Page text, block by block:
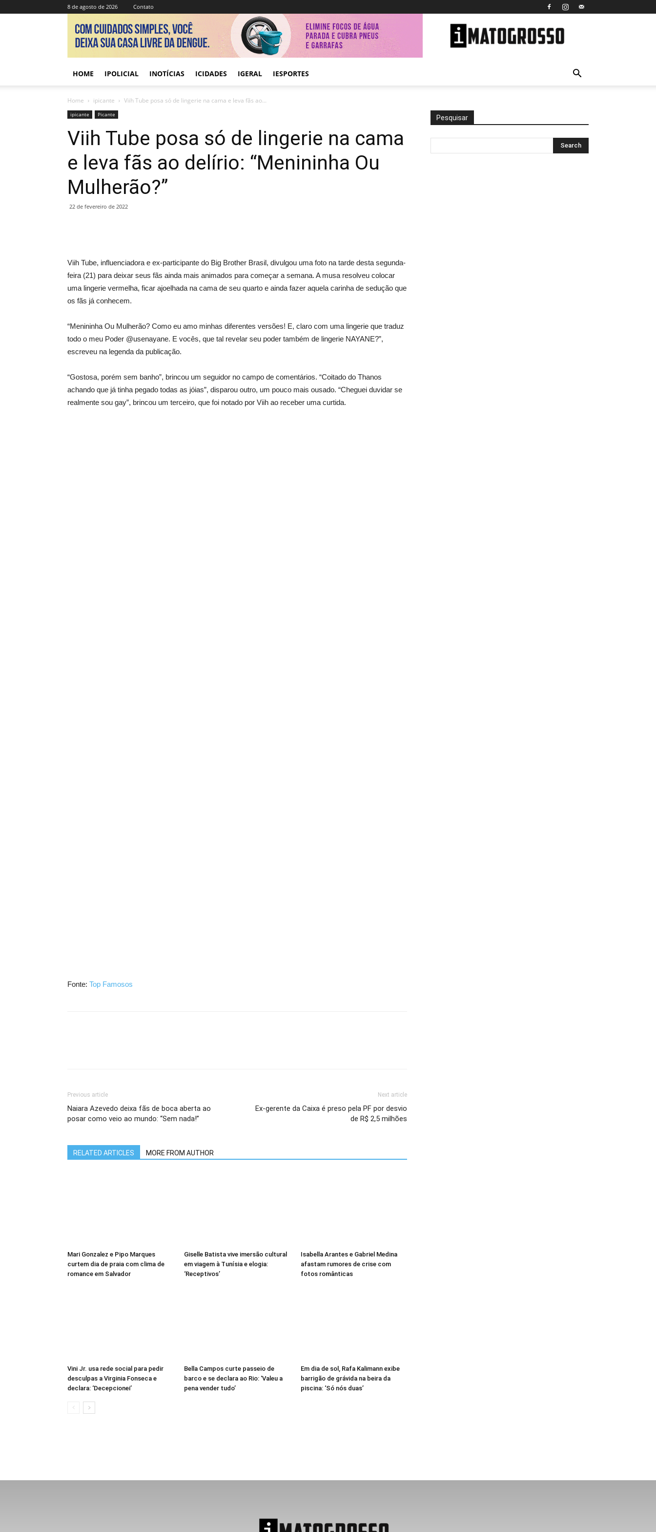
8 de agosto de 2026 Contato
Grosso
HOME IPOLICIAL INOTÍCIAS ICIDADES IGERAL IESPORTES
Home ipicante Viih Tube posa só de lingerie na cama e leva fãs ao...
ipicante Picante
Viih Tube posa só de lingerie na cama
e leva fãs ao delírio: “Menininha Ou
Mulherão?”
22 de fevereiro de 2022
Viih Tube, influenciadora e ex-participante do Big Brother Brasil, divulgou uma foto na tarde desta segunda-
feira (21) para deixar seus fãs ainda mais animados para começar a semana. A musa resolveu colocar
uma lingerie vermelha, ficar ajoelhada na cama de seu quarto e ainda fazer aquela carinha de sedução que
os fãs já conhecem.
“Menininha Ou Mulherão? Como eu amo minhas diferentes versões! E, claro com uma lingerie que traduz
todo o meu Poder @usenayane. E vocês, que tal revelar seu poder também de lingerie NAYANE?”,
escreveu na legenda da publicação.
“Gostosa, porém sem banho”, brincou um seguidor no campo de comentários. “Coitado do Thanos
achando que já tinha pegado todas as jóias”, disparou outro, um pouco mais ousado. “Cheguei duvidar se
realmente sou gay”, brincou um terceiro, que foi notado por Viih ao receber uma curtida.
Fonte: Top Famosos
Previous article
Naiara Azevedo deixa fãs de boca aberta ao
posar como veio ao mundo: “Sem nada!”
Next article
Ex-gerente da Caixa é preso pela PF por desvio
de R$ 2,5 milhões
RELATED ARTICLES MORE FROM AUTHOR
Mari Gonzalez e Pipo Marques
curtem dia de praia com clima de
romance em Salvador
Giselle Batista vive imersão cultural
em viagem à Tunísia e elogia:
‘Receptivos’
Isabella Arantes e Gabriel Medina
afastam rumores de crise com
fotos românticas
Vini Jr. usa rede social para pedir
desculpas a Virginia Fonseca e
declara: ‘Decepcionei’
Bella Campos curte passeio de
barco e se declara ao Rio: ‘Valeu a
pena vender tudo’
Em dia de sol, Rafa Kalimann exibe
barrigão de grávida na beira da
piscina: ‘Só nós duas’
Pesquisar